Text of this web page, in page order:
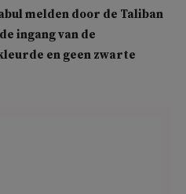
melden door de Taliban
ingang van de
en geen zwarte